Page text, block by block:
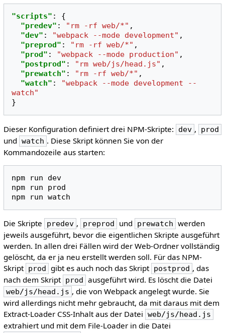
"scripts" :
{
"predev" : "rm -rf web/*" ,
"dev" : "webpack --mode development" ,
"preprod" : "rm -rf web/*" ,
"prod" : "webpack --mode production" ,
"postprod" : "rm web/js/head.js" ,
"prewatch" : "rm -rf web/*" ,
"watch" :
"webpack --mode development --
watch"
}
Dieser Konfiguration definiert drei NPM-Skripte: dev , prod
und watch . Diese Skript können Sie von der
Kommandozeile aus starten:
npm run
dev
npm
run
prod
npm
run
Die Skripte predev , preprod und prewatch werden
jeweils ausgeführt, bevor die eigentlichen Skripte ausgeführt
werden. In allen drei Fällen wird der Web-Ordner vollständig
gelöscht, da er ja neu erstellt werden soll. Für das NPM-
Skript prod gibt es auch noch das Skript postprod , das
nach dem Skript prod ausgeführt wird. Es löscht die Datei
web/js/head.js , die von Webpack angelegt wurde. Sie
wird allerdings nicht mehr gebraucht, da mit daraus mit dem
Extract-Loader CSS-Inhalt aus der Datei web/js/head.js
extrahiert und mit dem File-Loader in die Datei